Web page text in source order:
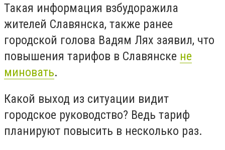
Такая информация взбудоражила
жителей Славянска, также ранее
городской голова Вадям Лях заявил, что
повышения тарифов в Славянске не
миновать.
Какой выход из ситуации видит
городское руководство? Ведь тариф
планируют повысить в несколько раз.